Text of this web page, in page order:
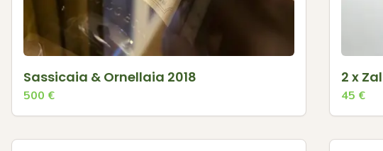
Sassicaia & Ornellaia 2018
500 €
2 x
45 €